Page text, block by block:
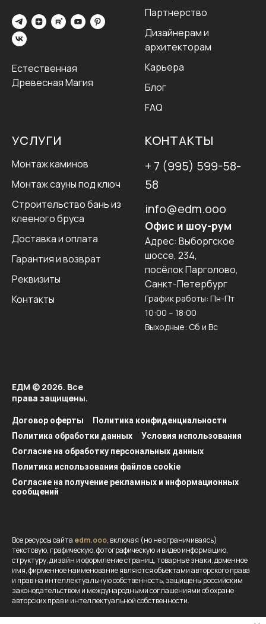
Естественная
Древесная Магия
Партнерство
Дизайнерам и
архитекторам
Карьера
Блог
FAQ
УСЛУГИ
Монтаж каминов
Монтаж сауны под ключ
Строительство бань из
клееного бруса
Доставка и оплата
Гарантия и возврат
Реквизиты
Контакты
КОНТАКТЫ
+ 7 (995) 599-58-
58
info@edm.ooo
Офис и шоу-рум
Адрес: Выборгское
шоссе, 234,
посёлок Парголово,
Санкт-Петербург
График работы: Пн-Пт
10:00 – 18:00
Выходные: Сб и Вс
ЕДМ © 2026. Все
права защищены.
Договор оферты
Политика конфиденциальности
Политика обработки данных
Условия использования
Согласие на обработку персональных данных
Политика использования файлов cookie
Согласие на получение рекламных и информационных
сообщений
Все ресурсы сайта edm.ooo, включая (но не ограничиваясь)
текстовую, графическую, фотографическую и видео информацию,
структуру, дизайн и оформление страниц, товарные знаки, доменное
имя, фирменное наименование являются объектами авторского права
и прав на интеллектуальную собственность, защищены российским
законодательством и международными соглашениями об охране
авторских прав и интеллектуальной собственности.